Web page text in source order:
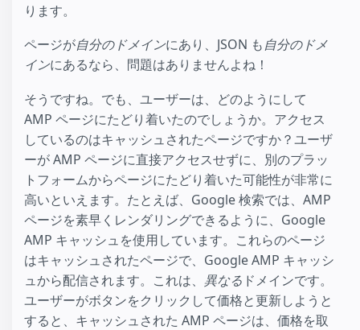
ります。
ページが自分のドメインにあり、JSON も自分のドメ
インにあるなら、問題はありませんよね！
そうですね。でも、ユーザーは、どのようにして
AMP ページにたどり着いたのでしょうか。アクセス
しているのはキャッシュされたページですか？ユーザ
ーが AMP ページに直接アクセスせずに、別のプラッ
トフォームからページにたどり着いた可能性が非常に
高いといえます。たとえば、Google 検索では、AMP
ページを素早くレンダリングできるように、Google
AMP キャッシュを使用しています。これらのページ
はキャッシュされたページで、Google AMP キャッシ
ュから配信されます。これは、 異なる ドメインです。
ユーザーがボタンをクリックして価格と更新しようと
すると、キャッシュされた AMP ページは、価格を取